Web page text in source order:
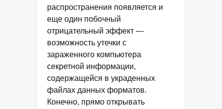
распространения появляется и
еще один побочный
отрицательный эффект —
возможность утечки с
зараженного компьютера
секретной информации,
содержащейся в украденных
файлах данных форматов.
Конечно, прямо открывать